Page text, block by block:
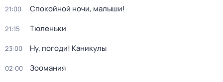
21:00 Спокойной ночи, малыши!
21:15 Тюленьки
23:00 Ну, погоди! Каникулы
02:00 Зоомания